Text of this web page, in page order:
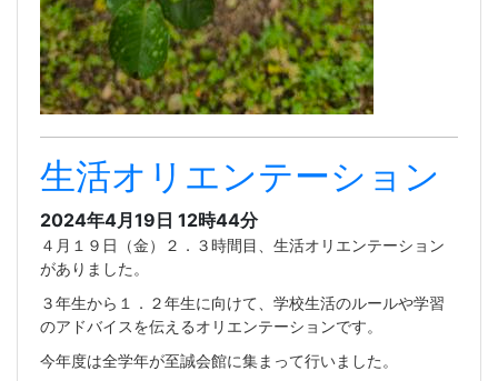
生活オリエンテーション
2024年4月19日 12時44分
４月１９日（金）２．３時間目、生活オリエンテーション
がありました。
３年生から１．２年生に向けて、学校生活のルールや学習
のアドバイスを伝えるオリエンテーションです。
今年度は全学年が至誠会館に集まって行いました。